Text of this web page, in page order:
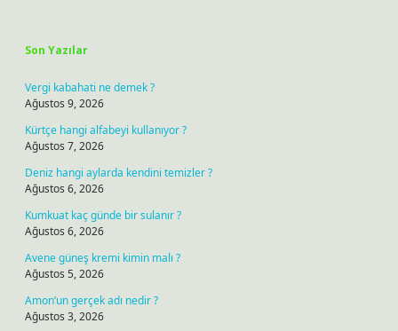
Son Yazılar
Vergi kabahati ne demek ?
Ağustos 9, 2026
Kürtçe hangi alfabeyi kullanıyor ?
Ağustos 7, 2026
Deniz hangi aylarda kendini temizler ?
Ağustos 6, 2026
Kumkuat kaç günde bir sulanır ?
Ağustos 6, 2026
Avene güneş kremi kimin malı ?
Ağustos 5, 2026
Amon’un gerçek adı nedir ?
Ağustos 3, 2026